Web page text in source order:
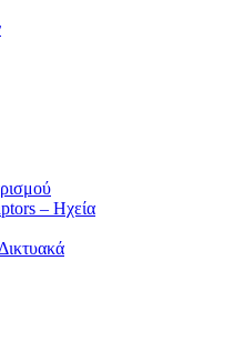
– Ηχεία